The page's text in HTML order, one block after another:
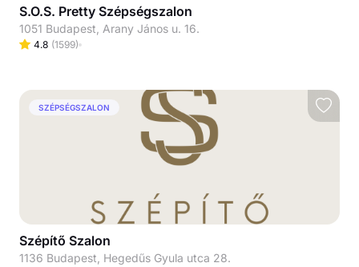
S.O.S. Pretty Szépségszalon
1051 Budapest, Arany János u. 16.
4.8 (1599)
SZÉPSÉGSZALON
Szépítő Szalon
1136 Budapest, Hegedűs Gyula utca 28.